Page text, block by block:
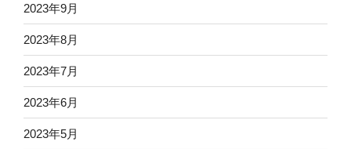
2023年9月
2023年8月
2023年7月
2023年6月
2023年5月